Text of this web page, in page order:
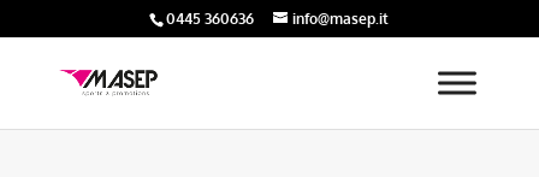
0445 360636 info@masep.it